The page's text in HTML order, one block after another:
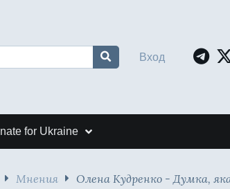
Вход
for Ukraine
Мнения Олена Кудренко - Думка,